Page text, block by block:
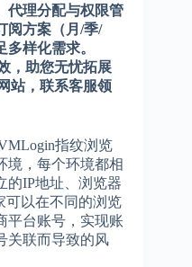
代理分配与权限管
阅方案（月/季/
样化需求。
，助您无忧拓展
站，联系客服领
指纹浏览
境，每个环境都相
的IP地址、浏览器
可以在不同的浏览
平台账号，实现账
关联而导致的风